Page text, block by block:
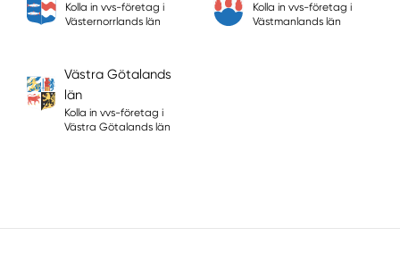
Kolla in vvs-företag i
Västernorrlands län
Kolla in vvs-företag i
Västmanlands län
Västra Götalands
län
Kolla in vvs-företag i
Västra Götalands län